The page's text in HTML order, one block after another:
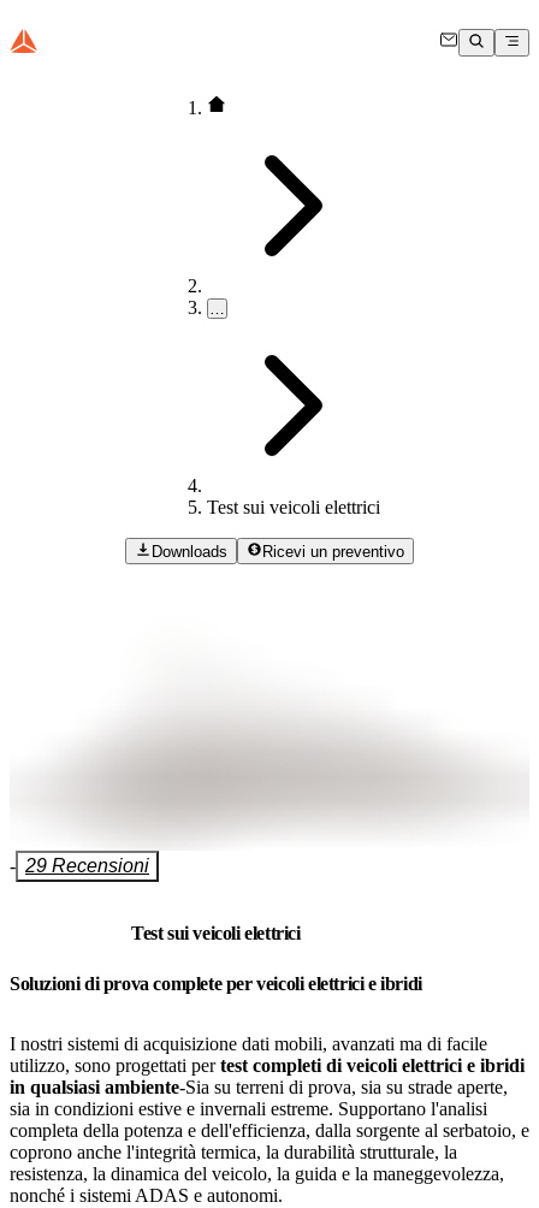
…
Test sui veicoli elettrici
Downloads Ricevi un preventivo
- 29 Recensioni
Test sui veicoli elettrici
Soluzioni di prova complete per veicoli elettrici e ibridi
I nostri sistemi di acquisizione dati mobili, avanzati ma di facile
utilizzo, sono progettati pertest completi di veicoli elettrici e ibridi
in qualsiasi ambiente-Sia su terreni di prova, sia su strade aperte,
sia in condizioni estive e invernali estreme. Supportano l'analisi
completa della potenza e dell'efficienza, dalla sorgente al serbatoio, e
coprono anche l'integrità termica, la durabilità strutturale, la
resistenza, la dinamica del veicolo, la guida e la maneggevolezza,
nonché i sistemi ADAS e autonomi.